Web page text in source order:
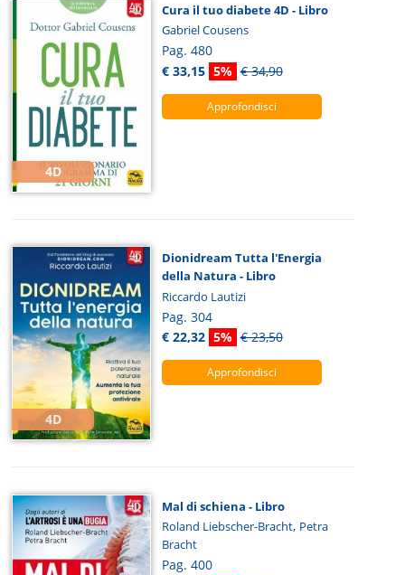
4D
Cura il tuo diabete 4D - Libro
Gabriel Cousens
Pag. 480
€ 33,15 5% € 34,90
Approfondisci
4D
Dionidream Tutta l'Energia
della Natura - Libro
Riccardo Lautizi
Pag. 304
€ 22,32 5% € 23,50
Approfondisci
Mal di schiena - Libro
Roland Liebscher-Bracht, Petra
Bracht
Pag. 400